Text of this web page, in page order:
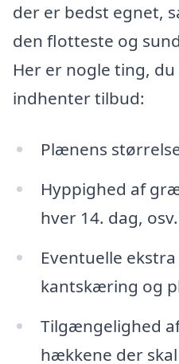
der er bedst egnet,
den flotteste og
Her er nogle ting,
indhenter tilbud:
Plænens
Hyppighed af
hver 14. dag,
Eventuelle
kantskæring og
Tilgængelighed
hækkene der